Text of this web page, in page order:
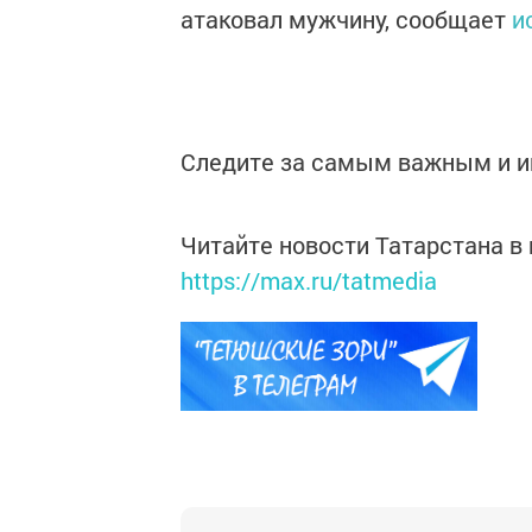
атаковал мужчину, сообщает
Следите за самым важным и
Читайте новости Татарстана
https://max.ru/tatmedia